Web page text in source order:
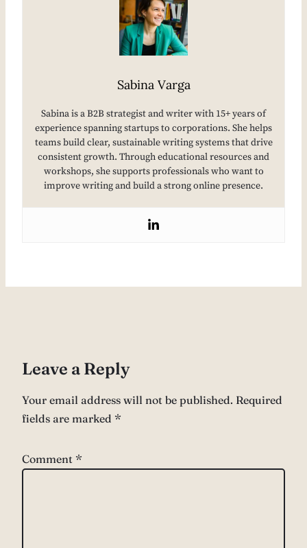
Sabina Varga
Sabina is a B2B strategist and writer with 15+ years of
experience spanning startups to corporations. She helps
teams build clear, sustainable writing systems that drive
consistent growth. Through educational resources and
workshops, she supports professionals who want to
improve writing and build a strong online presence.
Leave a Reply
Your email address will not be published. Required
fields are marked *
Comment *